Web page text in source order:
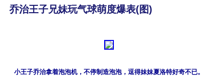
乔治王子兄妹玩气球萌度爆表(图)